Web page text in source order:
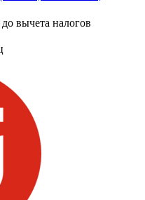
до вычета налогов